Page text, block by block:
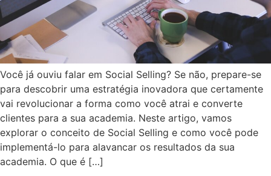
Você já ouviu falar em Social Selling? Se não, prepare-se
para descobrir uma estratégia inovadora que certamente
vai revolucionar a forma como você atrai e converte
clientes para a sua academia. Neste artigo, vamos
explorar o conceito de Social Selling e como você pode
implementá-lo para alavancar os resultados da sua
academia. O que é […]